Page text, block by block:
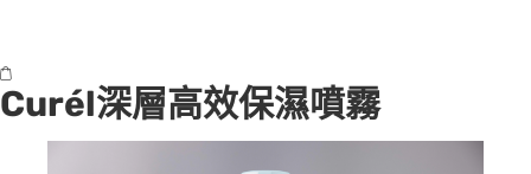
Curél深層高效保濕噴霧